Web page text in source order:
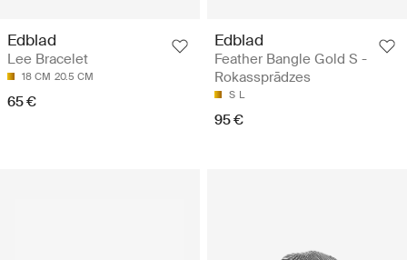
Edblad
Lee Bracelet
18 CM 20.5 CM
65 €
Edblad
Feather Bangle Gold S -
Rokassprādzes
S L
95 €